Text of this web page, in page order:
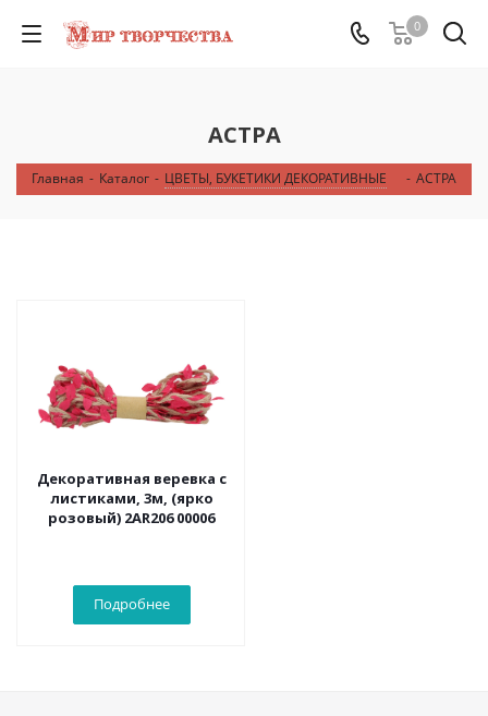
0
АСТРА
Главная - Каталог - ЦВЕТЫ, БУКЕТИКИ ДЕКОРАТИВНЫЕ - АСТРА
Декоративная веревка с
листиками, 3м, (ярко
розовый) 2AR206 00006
Подробнее